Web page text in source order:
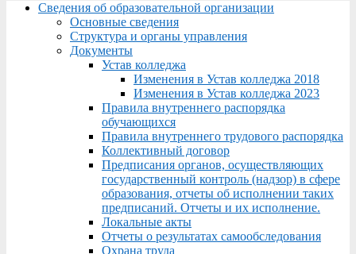
Menu
Сведения об образовательной организации
Основные сведения
Структура и органы управления
Документы
Устав колледжа
Изменения в Устав колледжа 2018
Изменения в Устав колледжа 2023
Правила внутреннего распорядка
обучающихся
Правила внутреннего трудового распорядка
Коллективный договор
Предписания органов, осуществляющих
государственный контроль (надзор) в сфере
образования, отчеты об исполнении таких
предписаний. Отчеты и их исполнение.
Локальные акты
Отчеты о результатах самообследования
Охрана труда